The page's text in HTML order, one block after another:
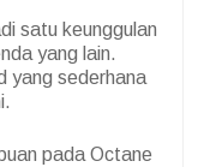
satu keunggulan
yang lain.
yang sederhana
pada Octane